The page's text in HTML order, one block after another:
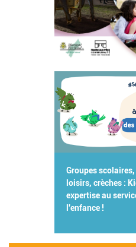
Groupes
loisirs, crèches :
expertise au
l'enfance !